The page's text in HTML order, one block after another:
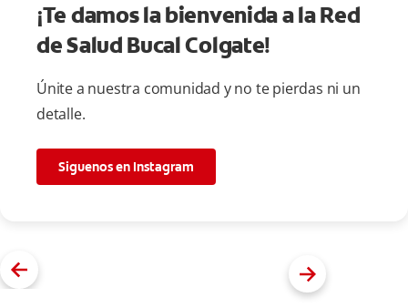
¡Te damos la bienvenida a la Red
de Salud Bucal Colgate!
Únite a nuestra comunidad y no te pierdas ni un
detalle.
Siguenos en Instagram